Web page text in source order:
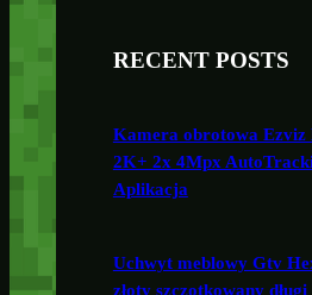
RECENT POSTS
Kamera obrotowa Ezviz
2K+ 2x 4Mpx
Aplikacja
Uchwyt meblowy Gtv
złoty szczotkowany